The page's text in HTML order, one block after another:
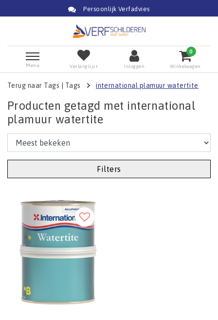
Persoonlijk Verfadvies
Menu Verlanglijst Inloggen
0
Winkelwagen
Terug naar Tags Tags international plamuur watertite
Producten getagd met international
plamuur watertite
Filters